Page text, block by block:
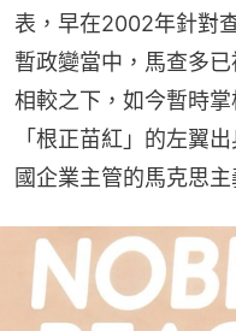
表，早在2002年針對
暫政變當中，馬查多
相較之下，如今暫時
「根正苗紅」的左翼
國企業主管的馬克思主